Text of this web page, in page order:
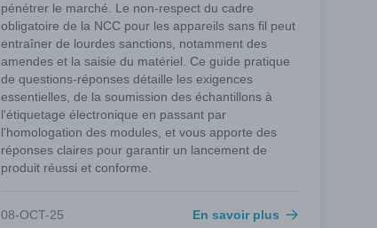
pénétrer le marché. Le non-respect du cadre
obligatoire de la NCC pour les appareils sans fil peut
entraîner de lourdes sanctions, notamment des
amendes et la saisie du matériel. Ce guide pratique
de questions-réponses détaille les exigences
essentielles, de la soumission des échantillons à
l'étiquetage électronique en passant par
l'homologation des modules, et vous apporte des
réponses claires pour garantir un lancement de
produit réussi et conforme.
08-OCT-25 En savoir plus